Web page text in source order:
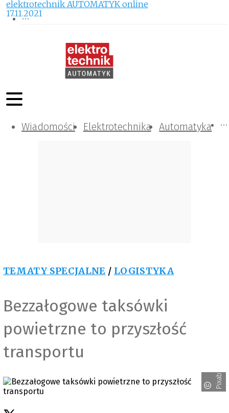
Wiadomości Elektrotechnika Automatyka
Komunikacja i IT
Kontrola
Tematy specjalne
TEMATY SPECJALNE / LOGISTYKA
Bezzałogowe taksówki
powietrzne to przyszłość
transportu
Pixabay
elektrotechnik AUTOMATYK online
17.11.2021